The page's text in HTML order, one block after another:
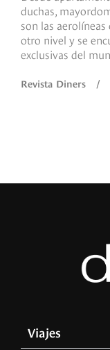
duchas,
son las
otro nivel y se
exclusivas del
Revista Diners /
Viajes